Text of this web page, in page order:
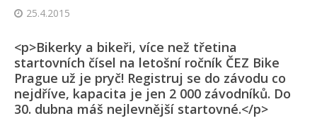
25.4.2015
<p>Bikerky a bikeři, více než třetina
startovních čísel na letošní ročník ČEZ Bike
Prague už je pryč! Registruj se do závodu co
nejdříve, kapacita je jen 2 000 závodníků. Do
30. dubna máš nejlevnější startovné.</p>